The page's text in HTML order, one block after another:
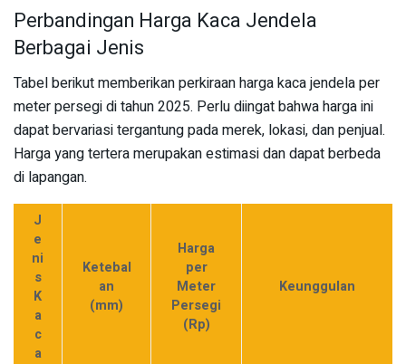
Perbandingan Harga Kaca Jendela
Berbagai Jenis
Tabel berikut memberikan perkiraan harga kaca jendela per
meter persegi di tahun 2025. Perlu diingat bahwa harga ini
dapat bervariasi tergantung pada merek, lokasi, dan penjual.
Harga yang tertera merupakan estimasi dan dapat berbeda
di lapangan.
J
e
ni
s
K
a
c
a
Ketebal
an
(mm)
Harga
per
Meter
Persegi
(Rp)
Keunggulan